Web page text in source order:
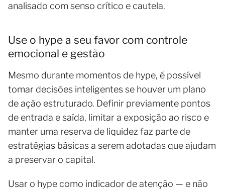
analisado com senso crítico e cautela.
Use o hype a seu favor com controle
emocional e gestão
Mesmo durante momentos de hype, é possível
tomar decisões inteligentes se houver um plano
de ação estruturado. Definir previamente pontos
de entrada e saída, limitar a exposição ao risco e
manter uma reserva de liquidez faz parte de
estratégias básicas a serem adotadas que ajudam
a preservar o capital.
Usar o hype como indicador de atenção — e não